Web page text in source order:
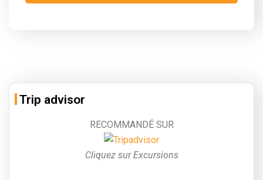
Trip advisor
RECOMMANDÉ SUR
Cliquez sur Excursions